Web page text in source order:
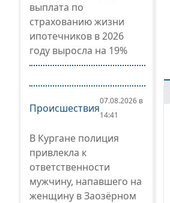
выплата по
страхованию жизни
ипотечников в 2026
году выросла на 19%
Происшествия
07.08.2026 в
14:41
В Кургане полиция
привлекла к
ответственности
мужчину, напавшего на
женщину в Заозёрном